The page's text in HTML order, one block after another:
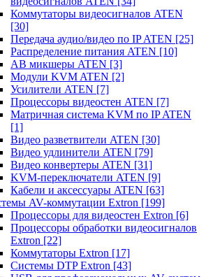
Коммутаторы видеосигналов ATEN
[30]
Передача аудио/видео по IP ATEN [25]
Распределение питания ATEN [10]
АВ микшеры ATEN [3]
Модули KVM ATEN [2]
Усилители ATEN [7]
Процессоры видеостен ATEN [7]
Матричная система KVM по IP ATEN
[1]
Видео разветвители ATEN [30]
Видео удлинители ATEN [79]
Видео конвертеры ATEN [31]
KVM-переключатели ATEN [9]
Кабели и аксессуары ATEN [63]
AV-коммутации Extron [199]
Процессоры для видеостен Extron [6]
Процессоры обработки видеосигналов
Extron [22]
Коммутаторы Extron [17]
Системы DTP Extron [43]